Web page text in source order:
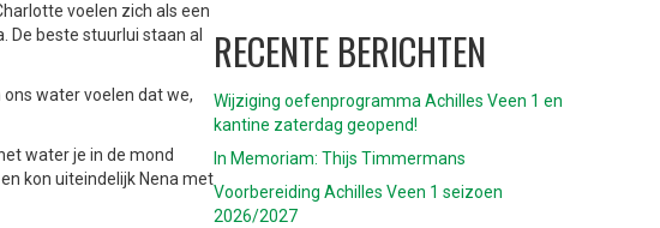
voelen zich als een
De beste stuurlui staan al
water voelen dat we,
water je in de mond
kon uiteindelijk Nena met
RECENTE BERICHTEN
Wijziging oefenprogramma Achilles Veen 1 en
kantine zaterdag geopend!
In Memoriam: Thijs Timmermans
Voorbereiding Achilles Veen 1 seizoen
2026/2027